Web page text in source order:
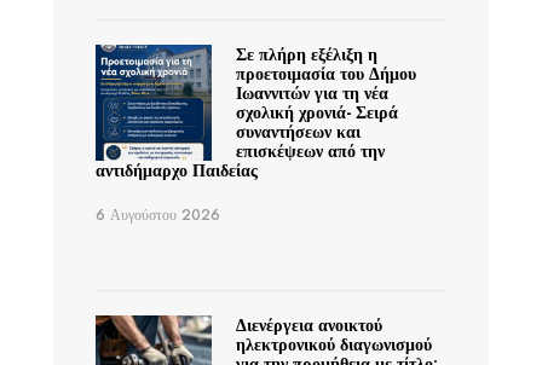
Σε πλήρη εξέλιξη η
προετοιμασία του Δήμου
Ιωαννιτών για τη νέα
σχολική χρονιά- Σειρά
συναντήσεων και
επισκέψεων από την
αντιδήμαρχο Παιδείας
6 Αυγούστου 2026
Διενέργεια ανοικτού
ηλεκτρονικού διαγωνισμού